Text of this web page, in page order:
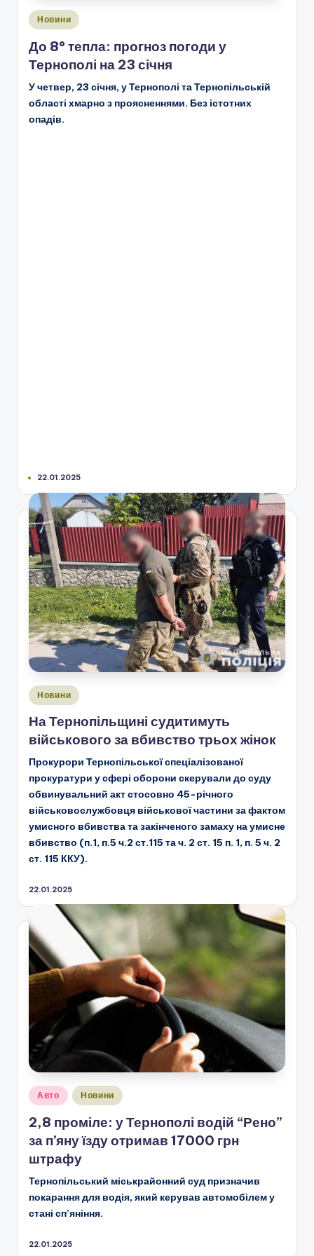
Опубліковано
Новини
До 8° тепла: прогноз погоди у
Тернополі на 23 січня
У четвер, 23 січня, у Тернополі та Тернопільській
області хмарно з проясненнями. Без істотних
опадів.
22.01.2025
Опубліковано
Новини
На Тернопільщині судитимуть
військового за вбивство трьох жінок
Прокурори Тернопільської спеціалізованої
прокуратури у сфері оборони скерували до суду
обвинувальний акт стосовно 45-річного
військовослужбовця військової частини за фактом
умисного вбивства та закінченого замаху на умисне
вбивство (п.1, п.5 ч.2 ст.115 та ч. 2 ст. 15 п. 1, п. 5 ч. 2
ст. 115 ККУ).
22.01.2025
Опубліковано
Авто Новини
2,8 проміле: у Тернополі водій “Рено”
за п’яну їзду отримав 17000 грн
штрафу
Тернопільський міськрайонний суд призначив
покарання для водія, який керував автомобілем у
стані сп’яніння.
22.01.2025